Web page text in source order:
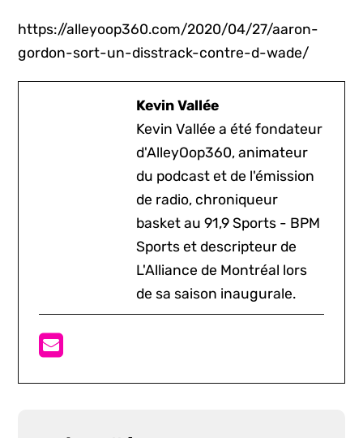
https://alleyoop360.com/2020/04/27/aaron-
gordon-sort-un-disstrack-contre-d-wade/
Kevin Vallée
Kevin Vallée a été fondateur
d'AlleyOop360, animateur
du podcast et de l'émission
de radio, chroniqueur
basket au 91,9 Sports - BPM
Sports et descripteur de
L'Alliance de Montréal lors
de sa saison inaugurale.